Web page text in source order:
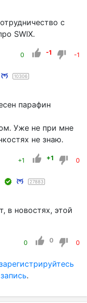
с
SWIX.
0 -1 -1
10306
парафин
Уже не при мне
не знаю.
+1 +1 0
27883
в новостях, этой
0 0 0
.